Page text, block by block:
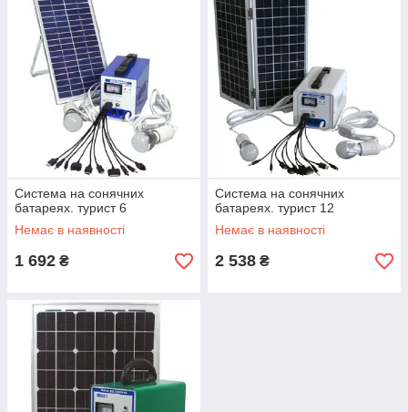
Cистема на сонячних
батареях. турист 6
Немає в наявності
1 692 ₴
Cистема на сонячних
батареях. турист 12
Немає в наявності
2 538 ₴